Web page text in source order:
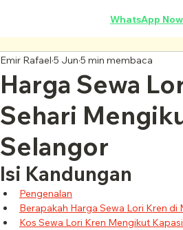
WhatsApp Now
Harga Sewa
Sehari
Selangor
Emir Rafael 5 Jun 5 min membaca
Isi Kandungan
Pengenalan
Berapakah Harga Sewa Lori Kren di
Kos Sewa Lori Kren Mengikut